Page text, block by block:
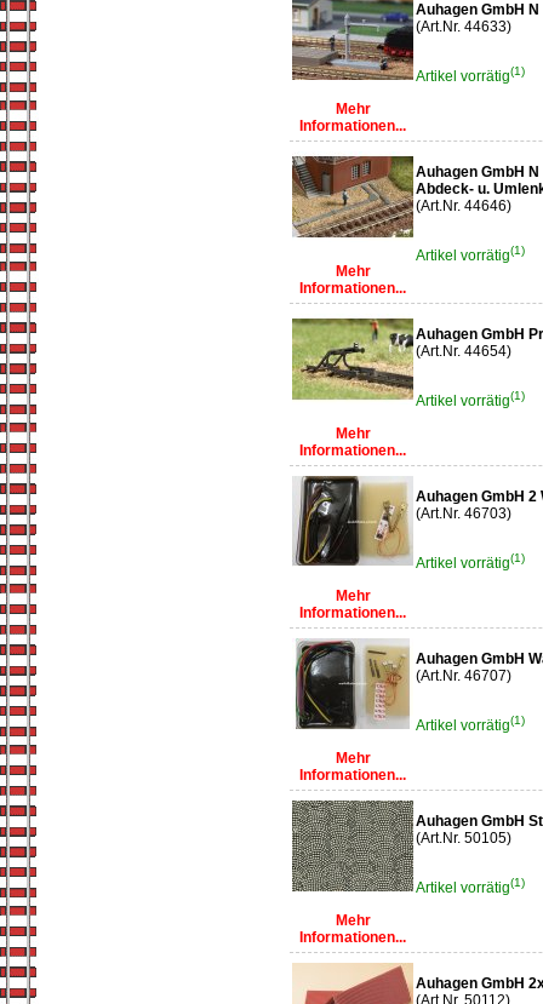
Mehr
Informationen...
Auhagen GmbH
(Art.Nr. 44633)
Artikel vorrätig(1)
Mehr
Informationen...
Auhagen GmbH
Abdeck- u.
(Art.Nr. 44646)
Artikel vorrätig(1)
Mehr
Informationen...
Auhagen GmbH
(Art.Nr. 44654)
Artikel vorrätig(1)
Mehr
Informationen...
Auhagen GmbH 2
(Art.Nr. 46703)
Artikel vorrätig(1)
Mehr
Informationen...
Auhagen GmbH
(Art.Nr. 46707)
Artikel vorrätig(1)
Mehr
Informationen...
Auhagen GmbH
(Art.Nr. 50105)
Artikel vorrätig(1)
Auhagen GmbH
(Art.Nr. 50112)